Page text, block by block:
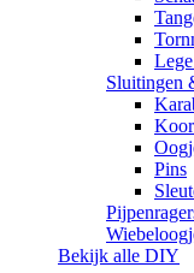
Sluitingen
Pins
Bekijk alle DIY